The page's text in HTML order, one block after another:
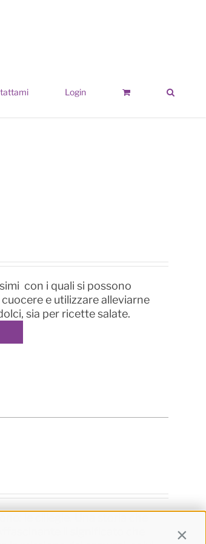
Login
con i quali si possono
e utilizzare alleviarne
sia per ricette salate.
il significato che